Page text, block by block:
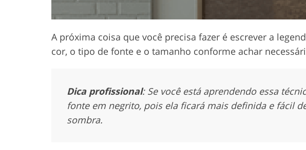
A próxima coisa que você precisa fazer é escrever a
cor, o tipo de fonte e o tamanho conforme achar
Dica profissional: Se você está aprendendo essa
fonte em negrito, pois ela ficará mais definida e fácil
sombra.